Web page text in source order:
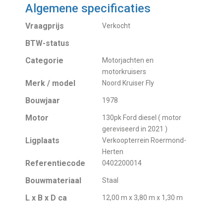
Algemene specificaties
Vraagprijs Verkocht
BTW-status
Categorie
Motorjachten en
motorkruisers
Merk / model Noord Kruiser Fly
Bouwjaar 1978
Motor
130pk Ford diesel ( motor
gereviseerd in 2021 )
Ligplaats
Verkoopterrein Roermond-
Herten
Referentiecode 0402200014
Bouwmateriaal Staal
L x B x D ca 12,00 m x 3,80 m x 1,30 m